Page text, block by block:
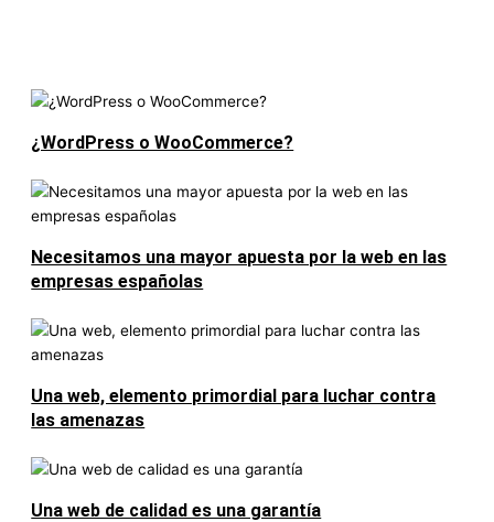
¿WordPress o WooCommerce?
Necesitamos una mayor apuesta por la web en las
empresas españolas
Una web, elemento primordial para luchar contra
las amenazas
Una web de calidad es una garantía